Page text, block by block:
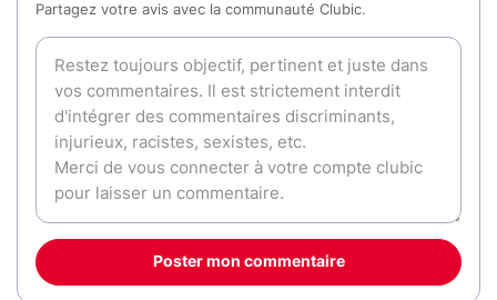
Partagez votre avis avec la communauté Clubic.
Poster mon commentaire